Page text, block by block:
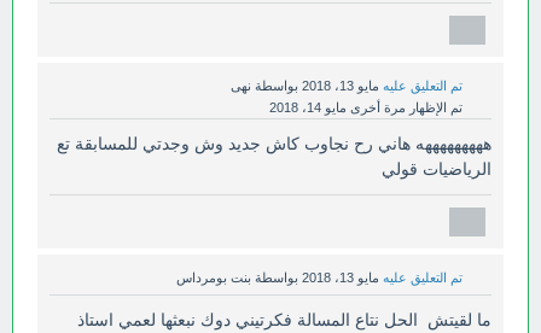
تم التعليق عليه مايو 13، 2018 بواسطة نهى
تم الإظهار مرة أخرى مايو 14، 2018
هههههههههه هاني رح نجاوب كاش جديد وش وجدتي للمسابقة تع
الرياضيات قولي
تم التعليق عليه مايو 13، 2018 بواسطة بنت بومرداس
ما لقيتش الحل نتاع المسالة فكرتيني دوك نبعثها لعمي استاذ